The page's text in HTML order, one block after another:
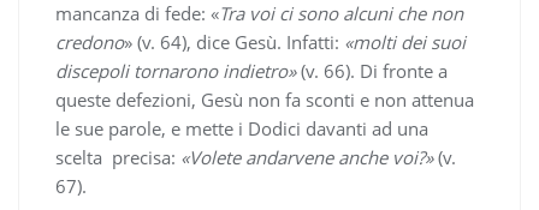
mancanza di fede: «Tra voi ci sono alcuni che non
credono» (v. 64), dice Gesù. Infatti: «molti dei suoi
discepoli tornarono indietro»(v. 66). Di fronte a
queste defezioni, Gesù non fa sconti e non attenua
le sue parole, e mette i Dodici davanti ad una
scelta precisa: «Volete andarvene anche voi?»(v.
67).